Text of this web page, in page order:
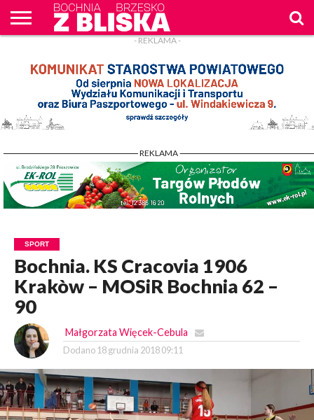
WPROST
REKLAM
- REKLAMA -
- REKLAMA -
SPORT
Bochnia. KS Cracovia 1906
Krakòw – MOSiR Bochnia 62 –
90
Małgorzata Więcek-Cebula
Dodano 18 grudnia 2018 09:11